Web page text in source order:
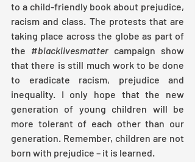
to a child-friendly book about prejudice,
racism and class. The protests that are
taking place across the globe as part of
the #blacklivesmatter campaign show
that there is still much work to be done
to eradicate racism, prejudice and
inequality. I only hope that the new
generation of young children will be
more tolerant of each other than our
generation. Remember, children are not
born with prejudice – it is learned.